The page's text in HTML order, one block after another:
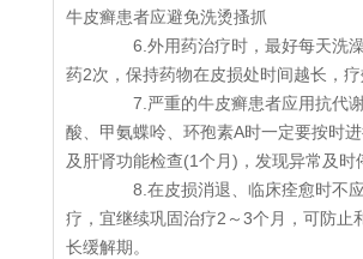
牛皮癣患者应避免洗烫搔抓
6.外用药治疗时，最好每天洗
药2次，保持药物在皮损处时间越长，疗
7.严重的牛皮癣患者应用抗代
酸、甲氨蝶呤、环孢素A时一定要按时
及肝肾功能检查(1个月)，发现异常及时
8.在皮损消退、临床痊愈时不
疗，宜继续巩固治疗2～3个月，可防止
长缓解期。